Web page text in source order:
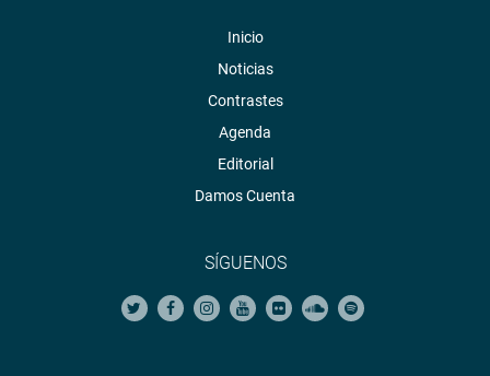
Inicio
Noticias
Contrastes
Agenda
Editorial
Damos Cuenta
SÍGUENOS